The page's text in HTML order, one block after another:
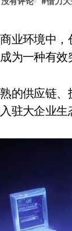
为一种有效
的供应链
驻大企业生